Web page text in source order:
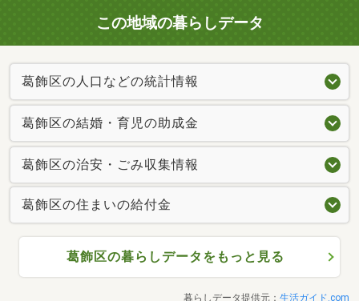
西友葛飾新宿店まで400m
この地域の暮らしデータ
葛飾区の人口などの統計情報
葛飾区の結婚・育児の助成金
葛飾区の治安・ごみ収集情報
葛飾区の住まいの給付金
葛飾区の暮らしデータをもっと見る
暮らしデータ提供元： 生活ガイド.com